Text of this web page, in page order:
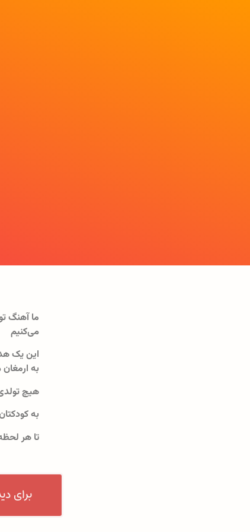
ما آهنگ
می‌کنیم
این یک
به
هیچ
به
تا هر
برای